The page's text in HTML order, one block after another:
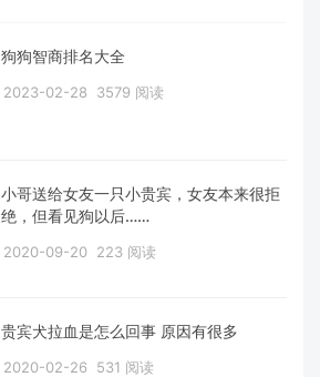
狗狗智商排名大全
2023-02-28 3579 阅读
小哥送给女友一只小贵宾，女友本来很拒
绝，但看见狗以后……
2020-09-20 223 阅读
贵宾犬拉血是怎么回事 原因有很多
2020-02-26 531 阅读